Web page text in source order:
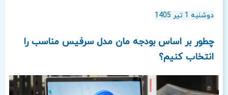
دوشنبه 1 تیر 1405
چطور بر اساس بودجه‌ مان مدل سرفیس مناسب را
انتخاب کنیم؟